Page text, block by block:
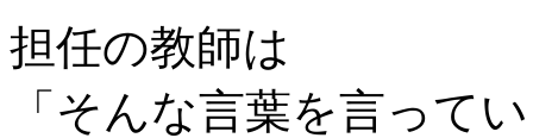
担任の教師は
「そんな言葉を言って